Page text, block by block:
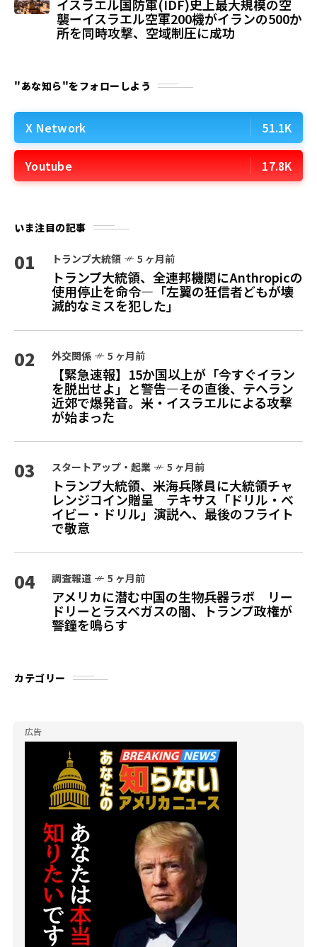
イスラエル国防軍(IDF)史上最大規模の空
襲ーイスラエル空軍200機がイランの500か
所を同時攻撃、空域制圧に成功
"あな知ら"をフォローしよう
X Network 51.1K
Youtube 17.8K
いま注目の記事
01 トランプ大統領 5 ヶ月前
トランプ大統領、全連邦機関にAnthropicの
使用停止を命令—「左翼の狂信者どもが壊
滅的なミスを犯した」
02 外交関係 5 ヶ月前
【緊急速報】15か国以上が「今すぐイラン
を脱出せよ」と警告—その直後、テヘラン
近郊で爆発音。米・イスラエルによる攻撃
が始まった
03 スタートアップ・起業 5 ヶ月前
トランプ大統領、米海兵隊員に大統領チャ
レンジコイン贈呈 テキサス「ドリル・ベ
イビー・ドリル」演説へ、最後のフライト
で敬意
04 調査報道 5 ヶ月前
アメリカに潜む中国の生物兵器ラボ リー
ドリーとラスベガスの闇、トランプ政権が
警鐘を鳴らす
カテゴリー
広告